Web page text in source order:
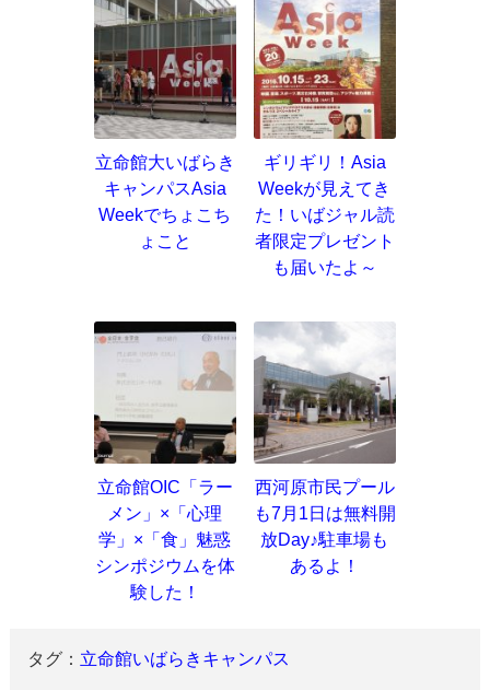
立命館大いばらき
キャンパスAsia
Weekでちょこち
ょこと
ギリギリ！Asia
Weekが見えてき
た！いばジャル読
者限定プレゼント
も届いたよ～
立命館OIC「ラー
メン」×「心理
学」×「食」魅惑
シンポジウムを体
験した！
西河原市民プール
も7月1日は無料開
放Day♪駐車場も
あるよ！
タグ： 立命館いばらきキャンパス